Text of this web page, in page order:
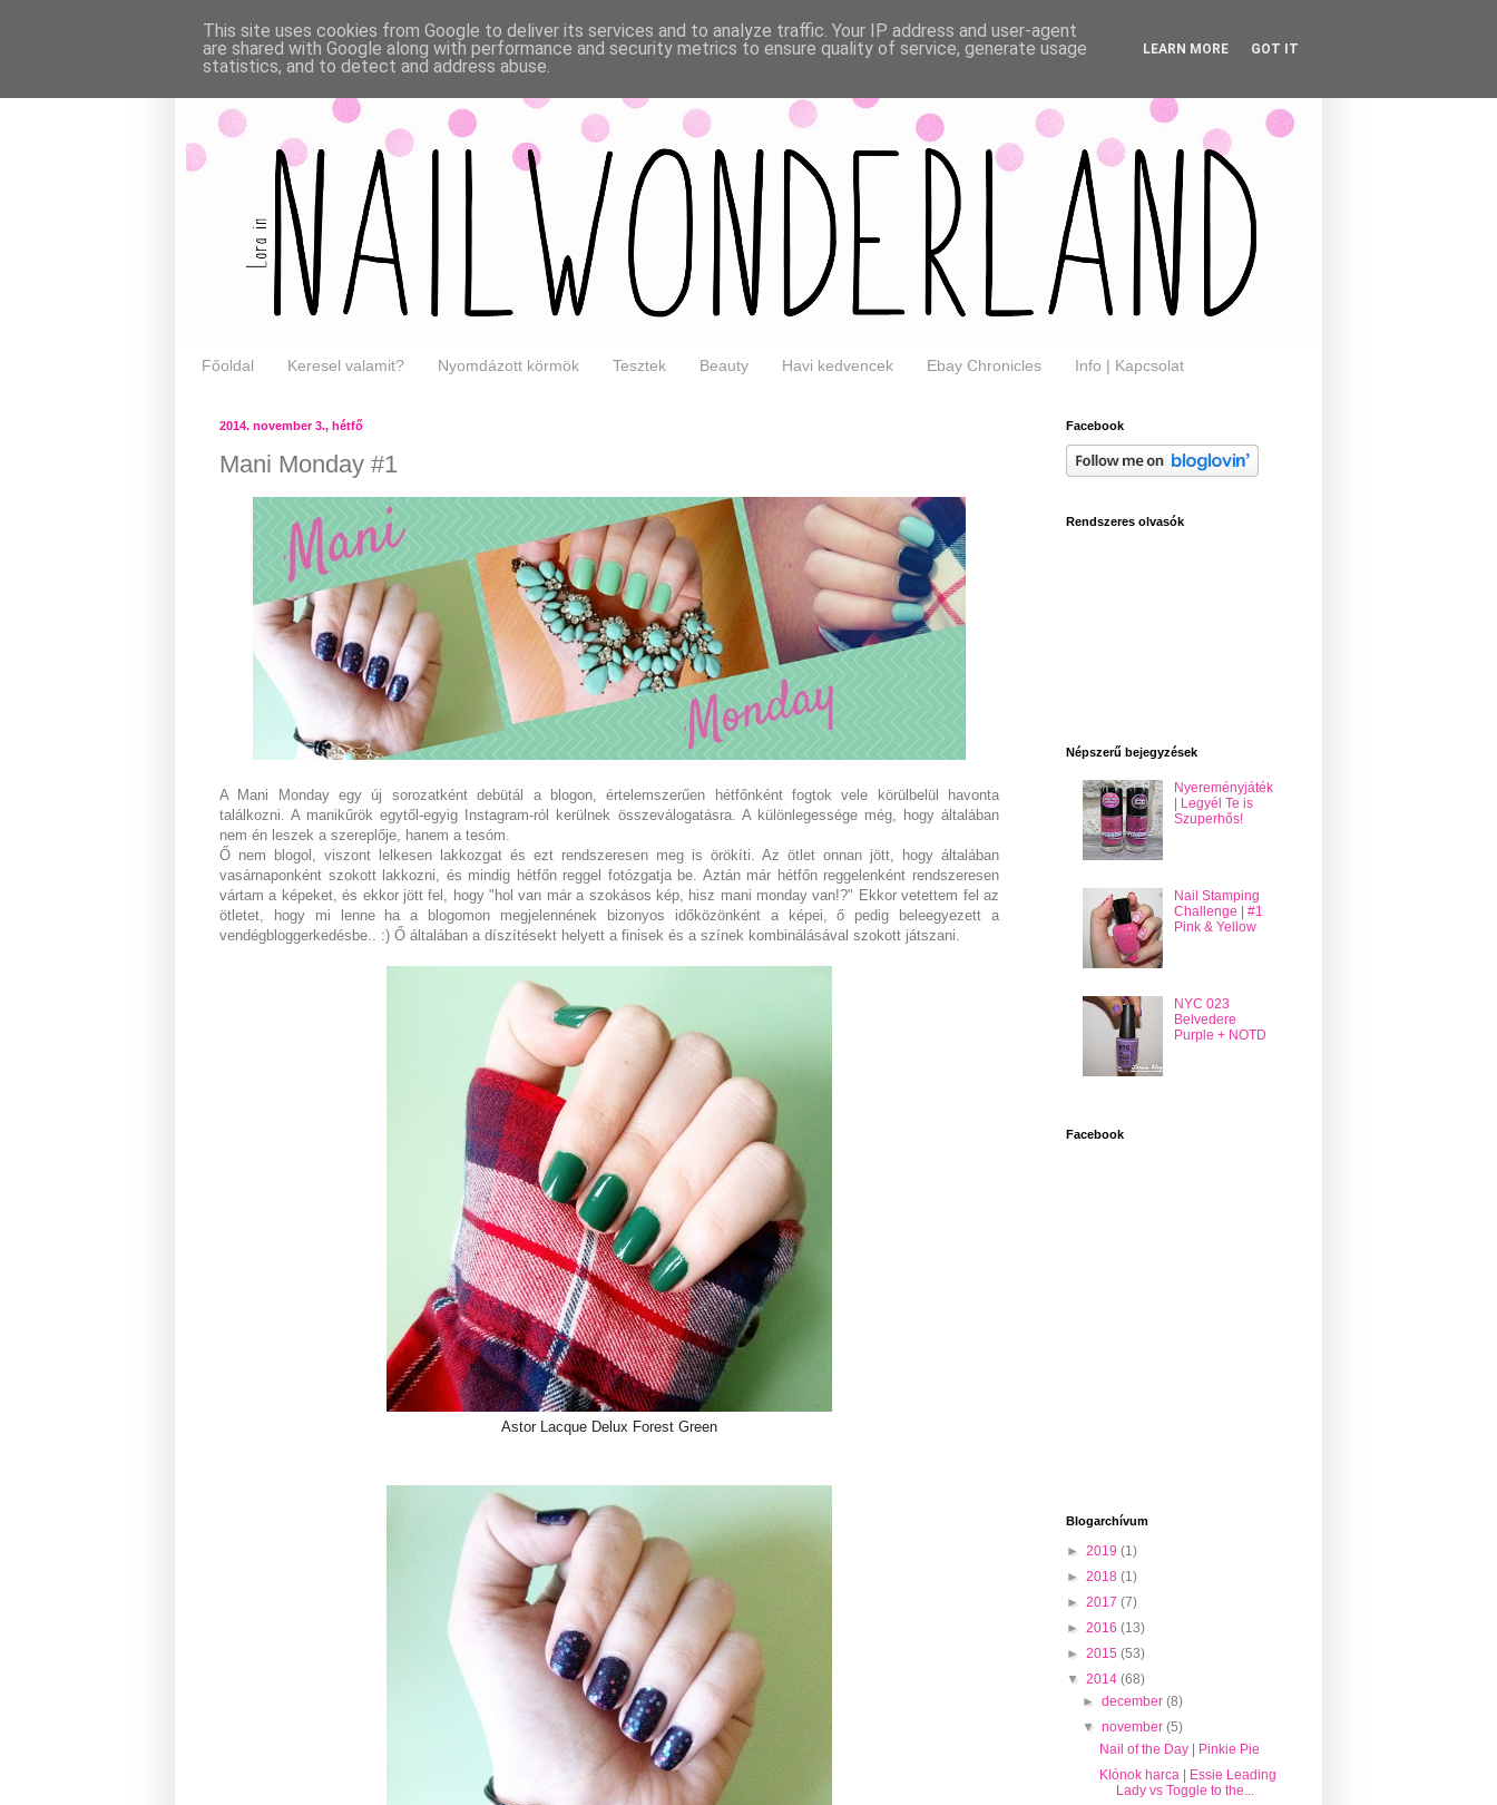
Főoldal Keresel valamit? Nyomdázott körmök Tesztek Beauty Havi kedvencek Ebay Chronicles Info | Kapcsolat
2014. november 3., hétfő
Mani Monday #1
A Mani Monday egy új sorozatként debütál a blogon, értelemszerűen hétfőnként fogtok vele körülbelül havonta
találkozni. A manikűrök egytől-egyig Instagram-ról kerülnek összeválogatásra. A különlegessége még, hogy általában
nem én leszek a szereplője, hanem a tesóm.
Ő nem blogol, viszont lelkesen lakkozgat és ezt rendszeresen meg is örökíti. Az ötlet onnan jött, hogy általában
vasárnaponként szokott lakkozni, és mindig hétfőn reggel fotózgatja be. Aztán már hétfőn reggelenként rendszeresen
vártam a képeket, és ekkor jött fel, hogy "hol van már a szokásos kép, hisz mani monday van!?" Ekkor vetettem fel az
ötletet, hogy mi lenne ha a blogomon megjelennének bizonyos időközönként a képei, ő pedig beleegyezett a
vendégbloggerkedésbe.. :) Ő általában a díszítésekt helyett a finisek és a színek kombinálásával szokott játszani.
Astor Lacque Delux Forest Green
Facebook
Rendszeres olvasók
Népszerű bejegyzések
Nyereményjáték
| Legyél Te is
Szuperhős!
Nail Stamping
Challenge | #1
Pink & Yellow
NYC 023
Belvedere
Purple + NOTD
Facebook
Blogarchívum
► 2019 (1)
► 2018 (1)
► 2017 (7)
► 2016 (13)
► 2015 (53)
▼ 2014 (68)
►december(8)
▼november(5)
Nail of the Day | Pinkie Pie
Klónok harca | Essie Leading
Lady vs Toggle to the...
This site uses cookies from Google to deliver its services and to analyze traffic. Your IP address and user-agent
are shared with Google along with performance and security metrics to ensure quality of service, generate usage
statistics, and to detect and address abuse.
LEARN MORE GOT IT